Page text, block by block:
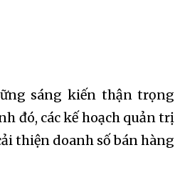
sáng kiến thận trọng
đó, các kế hoạch quản trị
thiện doanh số bán hàng